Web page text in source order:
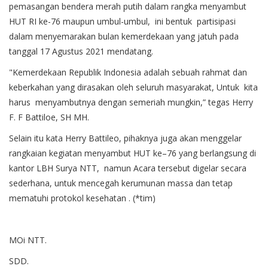
pemasangan bendera merah putih dalam rangka menyambut
HUT RI ke-76 maupun umbul-umbul, ini bentuk partisipasi
dalam menyemarakan bulan kemerdekaan yang jatuh pada
tanggal 17 Agustus 2021 mendatang.
"Kemerdekaan Republik Indonesia adalah sebuah rahmat dan
keberkahan yang dirasakan oleh seluruh masyarakat, Untuk kita
harus menyambutnya dengan semeriah mungkin,” tegas Herry
F. F Battiloe, SH MH.
Selain itu kata Herry Battileo, pihaknya juga akan menggelar
rangkaian kegiatan menyambut HUT ke–76 yang berlangsung di
kantor LBH Surya NTT, namun Acara tersebut digelar secara
sederhana, untuk mencegah kerumunan massa dan tetap
mematuhi protokol kesehatan . (*tim)
MOi NTT.
SDD.